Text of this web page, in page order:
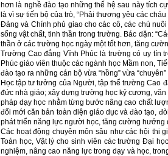
hơn là nghề đào tạo những thế hệ sau này tích
là vì sự tiến bộ của trò, “Phải thương yêu các
Đảng và Chính phủ giao cho các cô, các chú
sống vật chất, tinh thần trong trường. Bác dặn:
thần ở các trường học ngày một tốt hơn, tăng
Trường Cao đẳng Vĩnh Phúc là trường có uy tín
Phúc giáo viên thuộc các ngành học Mầm non,
đào tạo ra những cán bộ vừa “hồng” vừa
Học tập tư tưởng của Người, tập thể trường Cao
đức nhà giáo; xây dựng trường học kỷ cương,
pháp dạy học nhằm từng bước nâng cao chất
đổi mới căn bản toàn diện giáo dục và đào tạo,
phát triển năng lực người học, tăng cường hướng
Các hoạt động chuyên môn sâu như các hội thi
Toán học, Vật lý cho sinh viên các trường Đại
nghiệm, nâng cao năng lực trong dạy và học,